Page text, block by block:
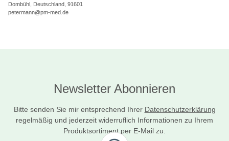
Dombühl, Deutschland, 91601
petermann@pm-med.de
Newsletter Abonnieren
Bitte senden Sie mir entsprechend Ihrer Datenschutzerklärung
regelmäßig und jederzeit widerruflich Informationen zu Ihrem
Produktsortiment per E-Mail zu.